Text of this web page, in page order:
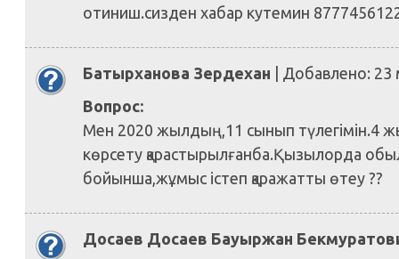
отиниш.сизден хабар кутемин
Батырханова Зердехан | Добавлено:
Вопрос:
Мен 2020 жылдың,11 сынып түлегімін.4
көрсету қарастырылғанба.Қызылорда
бойынша,жұмыс істеп қаражатты өтеу ??
Досаев Досаев Бауыржан